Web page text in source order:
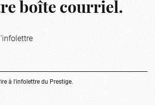
boîte courriel.
à l'infolettre du Prestige.